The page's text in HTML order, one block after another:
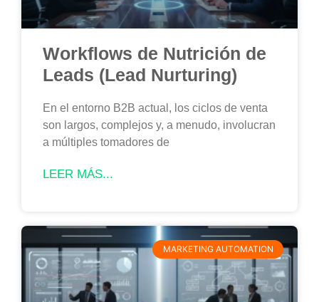
Workflows de Nutrición de
Leads (Lead Nurturing)
En el entorno B2B actual, los ciclos de venta
son largos, complejos y, a menudo, involucran
a múltiples tomadores de
LEER MÁS...
MARKETING AUTOMATION